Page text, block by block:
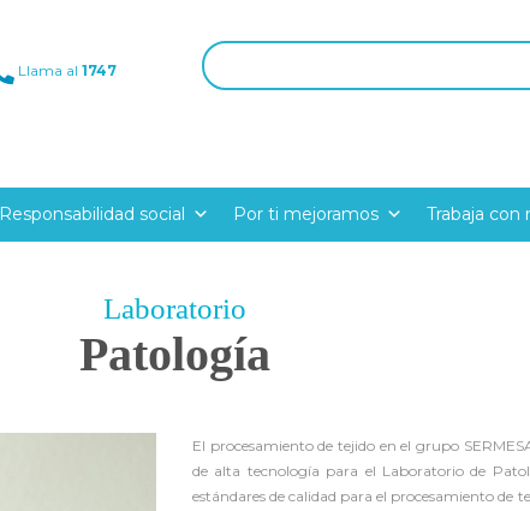
Llama al 1747
Responsabilidad social Por ti mejoramos Trabaja con
Laboratorio
Patología
El procesamiento de tejido en el grupo
de alta tecnología para el Laboratorio de
estándares de calidad para el procesamiento de